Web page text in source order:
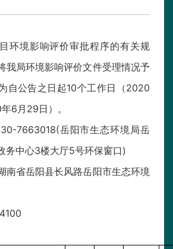
环境影响评价审批程序的有关规
我局环境影响评价文件受理情况予
自公告之日起10个工作日（2020
6月29日）。
7663018(岳阳市生态环境局岳
务中心3楼大厅5号环保窗口)
南省岳阳县长风路岳阳市生态环境